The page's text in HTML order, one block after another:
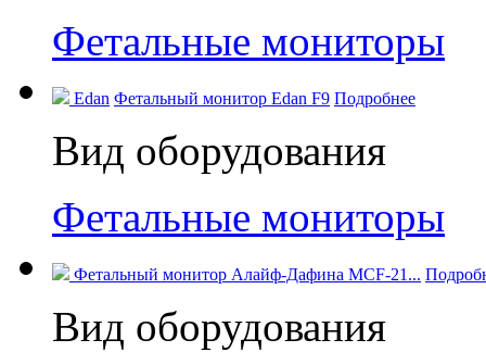
Фетальные мониторы
Edan Фетальный монитор Edan F9 Подробнее
Вид оборудования
Фетальные мониторы
Фетальный монитор Алайф-Дафина MCF-21...
Вид оборудования